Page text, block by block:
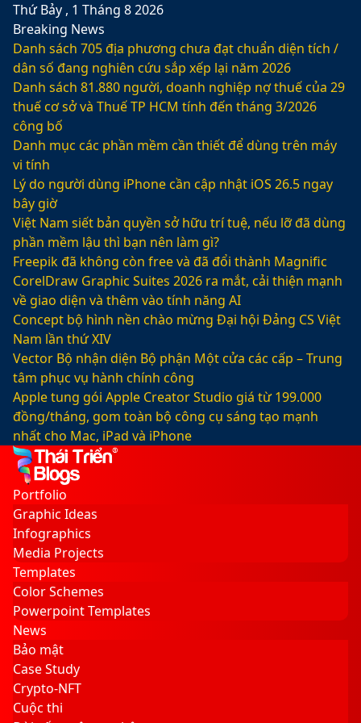
Thứ Bảy , 1 Tháng 8 2026
Breaking News
Danh sách 705 địa phương chưa đạt chuẩn diện tích /
dân số đang nghiên cứu sắp xếp lại năm 2026
Danh sách 81.880‬ người, doanh nghiệp nợ thuế của 29
thuế cơ sở và Thuế TP HCM tính đến tháng 3/2026
công bố
Danh mục các phần mềm cần thiết để dùng trên máy
vi tính
Lý do người dùng iPhone cần cập nhật iOS 26.5 ngay
bây giờ
Việt Nam siết bản quyền sở hữu trí tuệ, nếu lỡ đã dùng
phần mềm lậu thì bạn nên làm gì?
Freepik đã không còn free và đã đổi thành Magnific
CorelDraw Graphic Suites 2026 ra mắt, cải thiện mạnh
về giao diện và thêm vào tính năng AI
Concept bộ hình nền chào mừng Đại hội Đảng CS Việt
Nam lần thứ XIV
Vector Bộ nhận diện Bộ phận Một cửa các cấp – Trung
tâm phục vụ hành chính công
Apple tung gói Apple Creator Studio giá từ 199.000
đồng/tháng, gom toàn bộ công cụ sáng tạo mạnh
nhất cho Mac, iPad và iPhone
Facebook
X
LinkedIn
YouTube
Google
Play
Sidebar
Switch
skin
Portfolio
Graphic Ideas
Infographics
Media Projects
Templates
Color Schemes
Powerpoint Templates
News
Bảo mật
Case Study
Crypto-NFT
Cuộc thi